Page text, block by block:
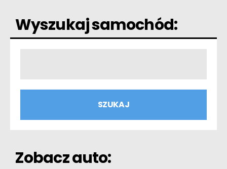
Wyszukaj samochód:
Zobacz auto: